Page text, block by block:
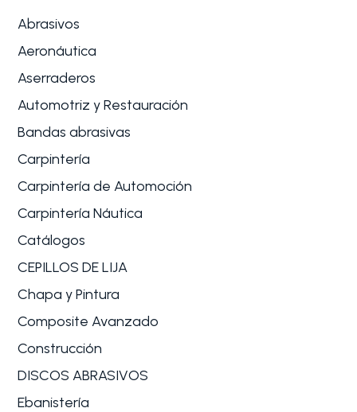
Abrasivos
Aeronáutica
Aserraderos
Automotriz y Restauración
Bandas abrasivas
Carpintería
Carpintería de Automoción
Carpintería Náutica
Catálogos
CEPILLOS DE LIJA
Chapa y Pintura
Composite Avanzado
Construcción
DISCOS ABRASIVOS
Ebanistería